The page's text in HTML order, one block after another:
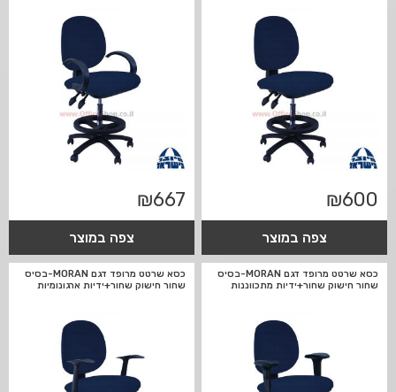
₪600
צפה במוצר
₪667
צפה במוצר
כסא שרטט מרופד דגם MORAN-בסיס
שחור חישוק שחור+ידיות מתכווננות
כסא שרטט מרופד דגם MORAN-בסיס
שחור חישוק שחור+ידיות ארגונומיות